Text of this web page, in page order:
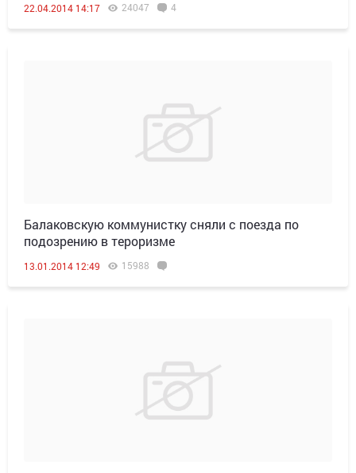
22.04.2014 14:17 24047 4
Балаковскую коммунистку сняли с поезда по
подозрению в тероризме
13.01.2014 12:49 15988